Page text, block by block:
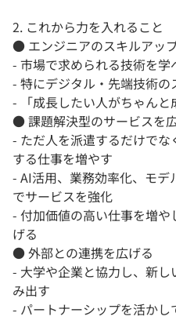
2. これから力を入れること
● エンジニアのスキルアッ
- 市場で求められる技術を学
- 特にデジタル・先端技術
- 「成長したい人がちゃんと
● 課題解決型のサービスを
- ただ人を派遣するだけで
する仕事を増やす
- AI活用、業務効率化、モ
でサービスを強化
- 付加価値の高い仕事を増
げる
● 外部との連携を広げる
- 大学や企業と協力し、新
み出す
- パートナーシップを活かし